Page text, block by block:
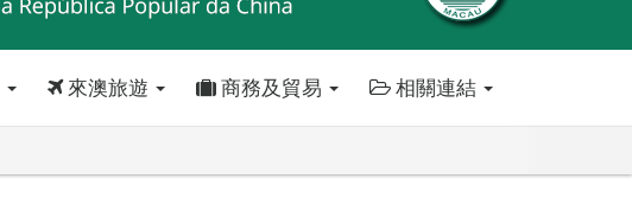
來澳旅遊 商務及貿易 相關連結